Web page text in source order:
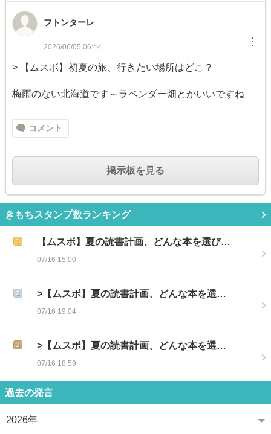
フトンターレ
2026/06/05 06:44 ︙
> 【ムスボ】初夏の旅、行きたい場所はどこ？
梅雨のない北海道です～ラベンダー畑とかいいですね
コメント
掲示板を見る
きもちスタンプ数ランキング
【ムスボ】夏の読書計画、どんな本を選び…
07/16 15:00
>【ムスボ】夏の読書計画、どんな本を選…
07/16 19:04
>【ムスボ】夏の読書計画、どんな本を選…
07/16 18:59
過去の発言
2026年